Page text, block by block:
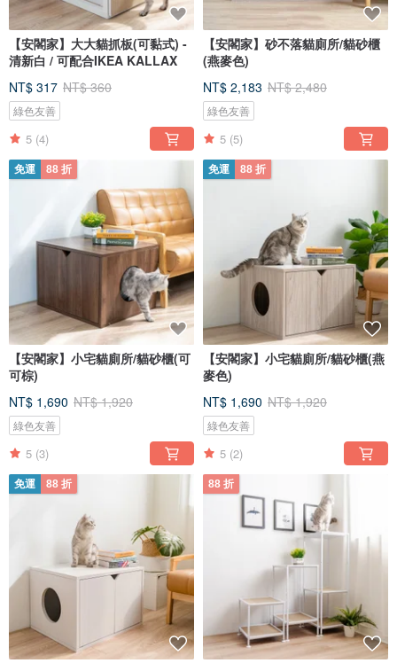
【安閣家】大大貓抓板(可黏式) -
清新白 / 可配合IKEA KALLAX
NT$ 317 NT$ 360
綠色友善
5 (4)
【安閣家】砂不落貓廁所/貓砂櫃
(燕麥色)
NT$ 2,183 NT$ 2,480
綠色友善
5 (5)
免運 88 折
【安閣家】小宅貓廁所/貓砂櫃(可
可棕)
NT$ 1,690 NT$ 1,920
綠色友善
5 (3)
免運 88 折
【安閣家】小宅貓廁所/貓砂櫃(燕
麥色)
NT$ 1,690 NT$ 1,920
綠色友善
5 (2)
免運 88 折 88 折